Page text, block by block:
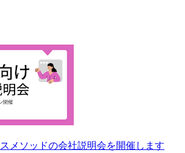
メソッドの会社説明会を開催します